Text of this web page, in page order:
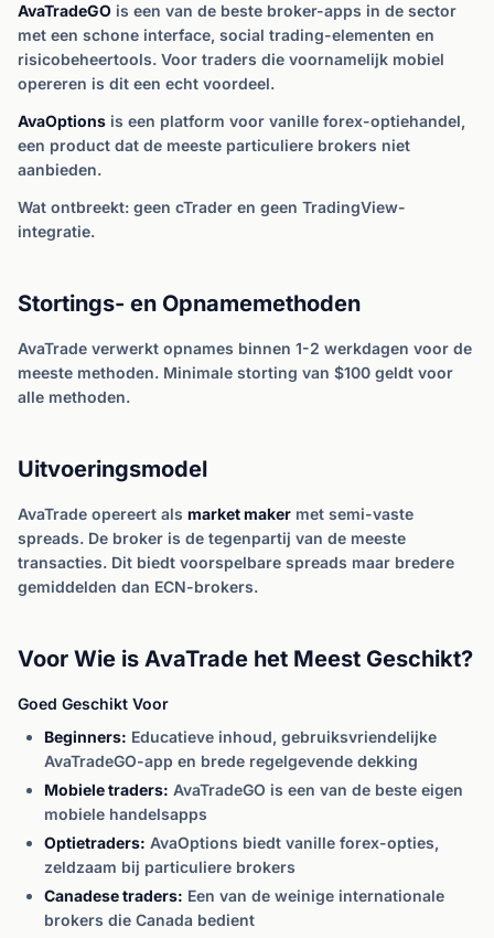
AvaTradeGO is een van de beste broker-apps in de sector
met een schone interface, social trading-elementen en
risicobeheertools. Voor traders die voornamelijk mobiel
opereren is dit een echt voordeel.
AvaOptions is een platform voor vanille forex-optiehandel,
een product dat de meeste particuliere brokers niet
aanbieden.
Wat ontbreekt: geen cTrader en geen TradingView-
integratie.
Stortings- en Opnamemethoden
AvaTrade verwerkt opnames binnen 1-2 werkdagen voor de
meeste methoden. Minimale storting van $100 geldt voor
alle methoden.
Uitvoeringsmodel
AvaTrade opereert als market maker met semi-vaste
spreads. De broker is de tegenpartij van de meeste
transacties. Dit biedt voorspelbare spreads maar bredere
gemiddelden dan ECN-brokers.
Voor Wie is AvaTrade het Meest Geschikt?
Goed Geschikt Voor
Beginners: Educatieve inhoud, gebruiksvriendelijke
AvaTradeGO-app en brede regelgevende dekking
Mobiele traders: AvaTradeGO is een van de beste eigen
mobiele handelsapps
Optietraders: AvaOptions biedt vanille forex-opties,
zeldzaam bij particuliere brokers
Canadese traders: Een van de weinige internationale
brokers die Canada bedient